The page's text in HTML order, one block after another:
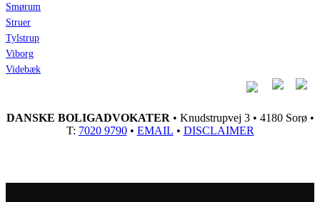
Smørum
Struer
Tylstrup
Viborg
Videbæk
DANSKE BOLIGADVOKATER • Knudstrupvej 3 • 4180 Sorø •
T: 7020 9790• EMAIL • DISCLAIMER